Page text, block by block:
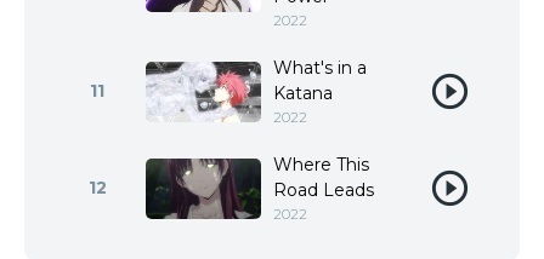
2022
11
What's in a
Katana
2022
12
Where This
Road Leads
2022